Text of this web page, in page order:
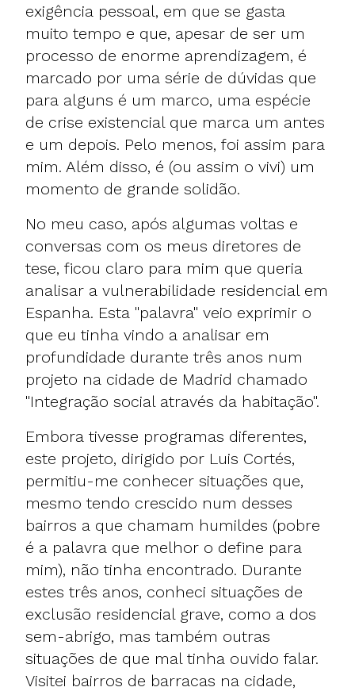
exigência pessoal, em que se gasta
muito tempo e que, apesar de ser um
processo de enorme aprendizagem, é
marcado por uma série de dúvidas que
para alguns é um marco, uma espécie
de crise existencial que marca um antes
e um depois. Pelo menos, foi assim para
mim. Além disso, é (ou assim o vivi) um
momento de grande solidão.
No meu caso, após algumas voltas e
conversas com os meus diretores de
tese, ficou claro para mim que queria
analisar a vulnerabilidade residencial em
Espanha. Esta "palavra" veio exprimir o
que eu tinha vindo a analisar em
profundidade durante três anos num
projeto na cidade de Madrid chamado
"Integração social através da habitação".
Embora tivesse programas diferentes,
este projeto, dirigido por Luis Cortés,
permitiu-me conhecer situações que,
mesmo tendo crescido num desses
bairros a que chamam humildes (pobre
é a palavra que melhor o define para
mim), não tinha encontrado. Durante
estes três anos, conheci situações de
exclusão residencial grave, como a dos
sem-abrigo, mas também outras
situações de que mal tinha ouvido falar.
Visitei bairros de barracas na cidade,